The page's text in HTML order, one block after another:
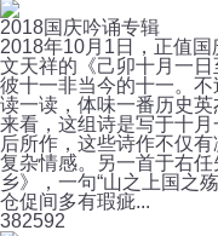
2018国庆吟诵专辑
2018年10月1日，正值
文天祥的《己卯十月一日
彼十一非当今的十一。
读一读，体味一番历史
来看，这组诗是写于十
后所作，这些诗作不仅
复杂情感。另一首于右
乡》，一句“山之上国之
仓促间多有瑕疵...
382592